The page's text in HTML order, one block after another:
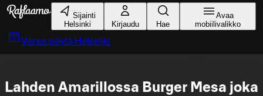
Siirry pääsisältöön
Sijainti
Helsinki
Kirjaudu Hae
Avaa
mobiilivalikko
Varaa pöytä Helsinki
Lahden Amarillossa Burger Mesa joka